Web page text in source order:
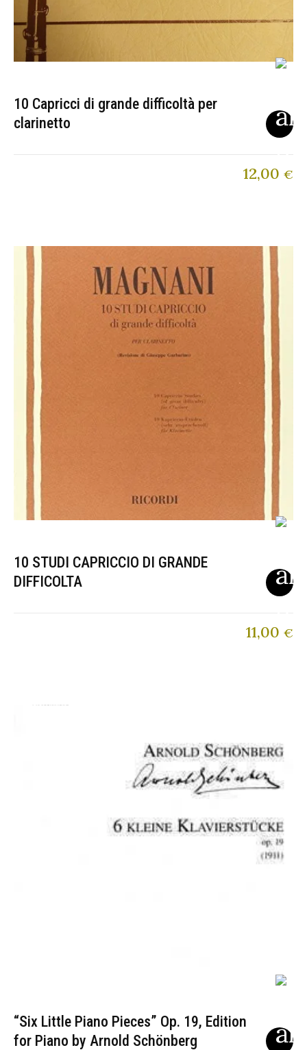
10 Capricci di grande difficoltà per
clarinetto
12,00 €
10 STUDI CAPRICCIO DI GRANDE
DIFFICOLTA
11,00 €
“Six Little Piano Pieces” Op. 19, Edition
for Piano by Arnold Schönberg